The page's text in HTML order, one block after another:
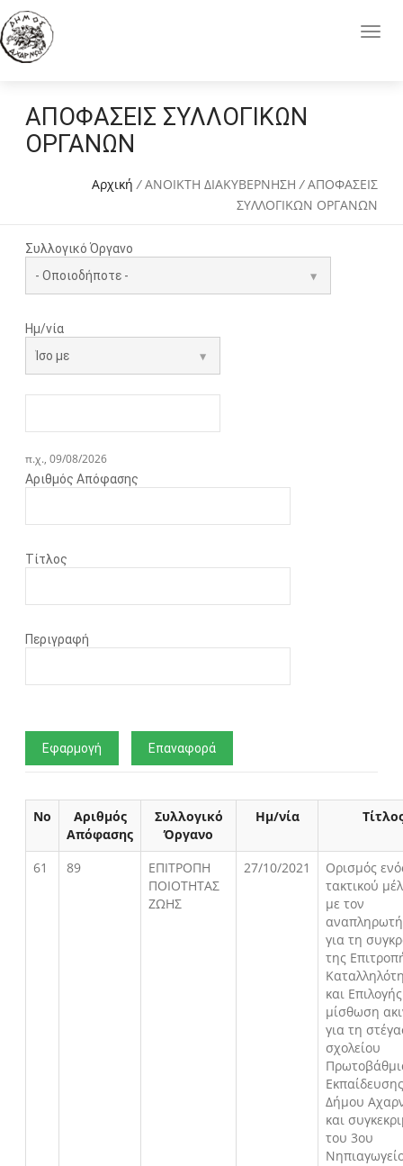
ΑΠΟΦΑΣΕΙΣ ΣΥΛΛΟΓΙΚΩΝ
ΟΡΓΑΝΩΝ
Αρχική /ΑΝΟΙΚΤΗ ΔΙΑΚΥΒΕΡΝΗΣΗ /ΑΠΟΦΑΣΕΙΣ
ΣΥΛΛΟΓΙΚΩΝ ΟΡΓΑΝΩΝ
Συλλογικό Όργανο
Ημ/νία
π.χ., 09/08/2026
Αριθμός Απόφασης
Τίτλος
Περιγραφή
Νο
Αριθμός
Απόφασης
Συλλογικό
Όργανο
Ημ/νία
61 89
ΕΠΙΤΡΟΠΗ
ΠΟΙΟΤΗΤΑΣ
ΖΩΗΣ
27/10/2021
Ορισμός
τακτικού
με τον
για τη
της
και
μίσθωση
για τη
σχολείου
Δήμου
και
του 3ου